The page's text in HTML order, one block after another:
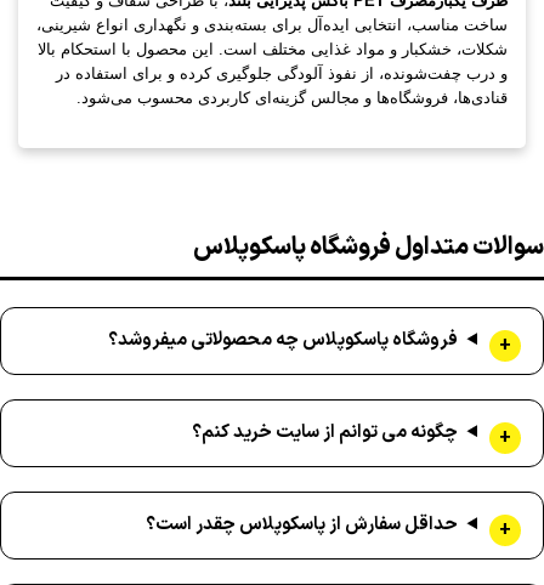
ساخت مناسب، انتخابی ایده‌آل برای بسته‌بندی و نگهداری انواع شیرینی،
شکلات، خشکبار و مواد غذایی مختلف است. این محصول با استحکام بالا
و درب چفت‌شونده، از نفوذ آلودگی جلوگیری کرده و برای استفاده در
قنادی‌ها، فروشگاه‌ها و مجالس گزینه‌ای کاربردی محسوب می‌شود.
سوالات متداول فروشگاه پاسکوپلاس
فروشگاه پاسکوپلاس چه محصولاتی میفروشد؟
چگونه می توانم از سایت خرید کنم؟
حداقل سفارش از پاسکوپلاس چقدر است؟